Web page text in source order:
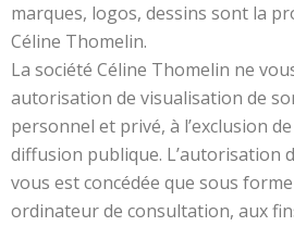
marques, logos, dessins sont la
Céline Thomelin.
La société Céline Thomelin ne
autorisation de visualisation de
personnel et privé, à l’exclusion
diffusion publique. L’autorisation
vous est concédée que sous
ordinateur de consultation, aux